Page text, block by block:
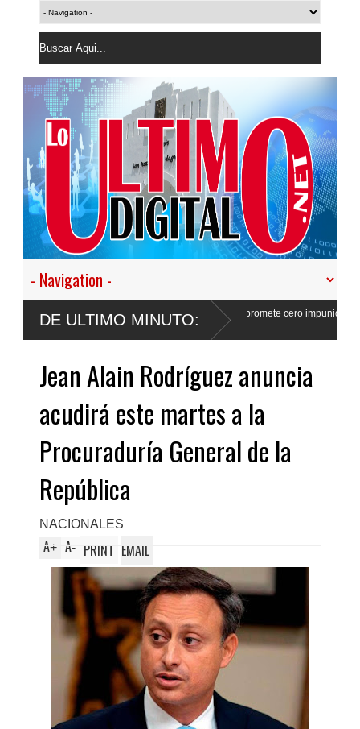
DE ULTIMO MINUTO:
empeño de transformar la Policía”, y promete cero impunidad ante
Jean Alain Rodríguez anuncia
acudirá este martes a la
Procuraduría General de la
República
NACIONALES
A+ A- PRINT EMAIL